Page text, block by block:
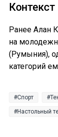
Контекст
Ранее Алан
на
(Румыния),
категорий
Спорт
Настольный